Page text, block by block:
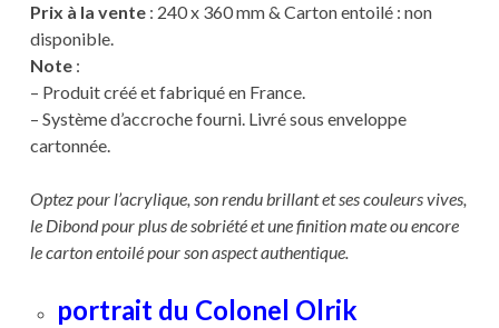
Prix à la vente: 240 x 360 mm & Carton entoilé : non
disponible.
Note:
– Produit créé et fabriqué en France.
– Système d’accroche fourni. Livré sous enveloppe
cartonnée.
Optez pour l’acrylique, son rendu brillant et ses couleurs vives,
le Dibond pour plus de sobriété et une finition mate ou encore
le carton entoilé pour son aspect authentique.
portrait du Colonel Olrik